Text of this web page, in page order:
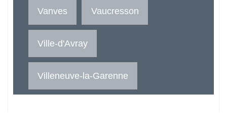
Vanves Vaucresson
Ville-d'Avray
Villeneuve-la-Garenne